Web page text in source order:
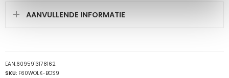
AANVULLENDE INFORMATIE
EAN:6095913178162
SKU: F60WOLK-BOS9